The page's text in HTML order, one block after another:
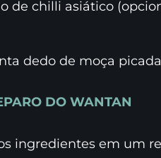
de chilli asiático
dedo de moça
DO WANTAN
ingredientes em um